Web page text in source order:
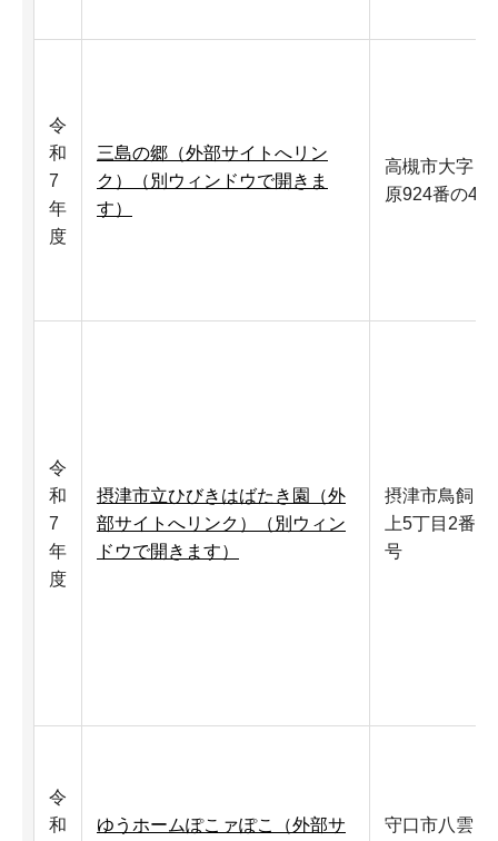
令
和
7
年
度
三島の郷（外部サイトへリン
ク）（別ウィンドウで開きま
す）
高槻市大字
原924番の4
令
和
7
年
度
摂津市立ひびきはばたき園（外
部サイトへリンク）（別ウィン
ドウで開きます）
摂津市鳥飼
上5丁目2番8
号
令
和
ゆうホームぽこァぽこ（外部サ
守口市八雲